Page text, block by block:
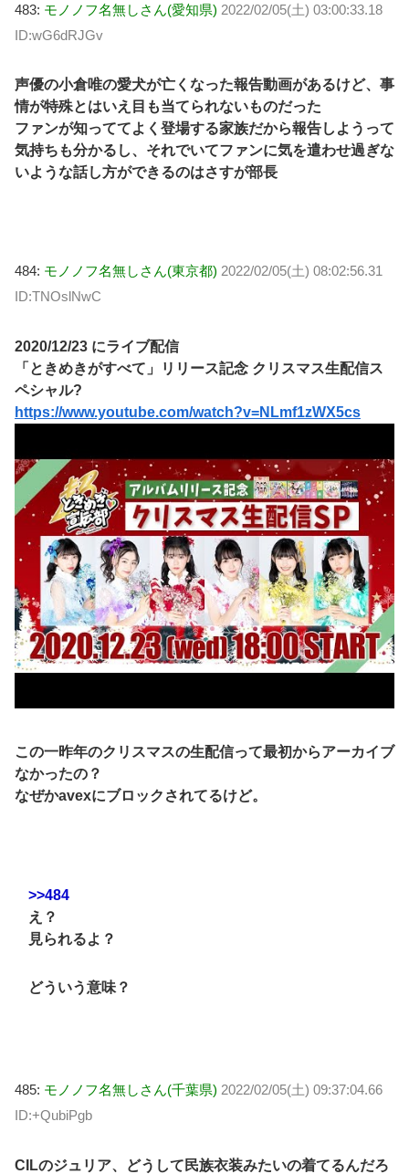
483: モノノフ名無しさん(愛知県) 2022/02/05(土) 03:00:33.18
ID:wG6dRJGv
声優の小倉唯の愛犬が亡くなった報告動画があるけど、事
情が特殊とはいえ目も当てられないものだった
ファンが知っててよく登場する家族だから報告しようって
気持ちも分かるし、それでいてファンに気を遣わせ過ぎな
いような話し方ができるのはさすが部長
484: モノノフ名無しさん(東京都) 2022/02/05(土) 08:02:56.31
ID:TNOslNwC
2020/12/23 にライブ配信
「ときめきがすべて」リリース記念 クリスマス生配信ス
ペシャル?
https://www.youtube.com/watch?v=NLmf1zWX5cs
この一昨年のクリスマスの生配信って最初からアーカイブ
なかったの？
なぜかavexにブロックされてるけど。
>>484
え？
見られるよ？
どういう意味？
485: モノノフ名無しさん(千葉県) 2022/02/05(土) 09:37:04.66
ID:+QubiPgb
CILのジュリア、どうして民族衣装みたいの着てるんだろ